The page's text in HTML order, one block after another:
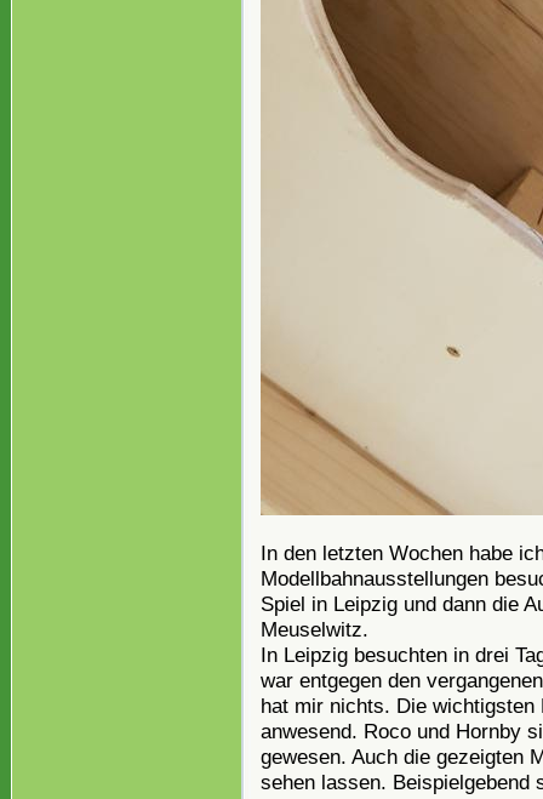
In den letzten Wochen habe
Modellbahnausstellungen
Spiel in Leipzig und dann die
Meuselwitz.
In Leipzig besuchten in drei
war entgegen den
hat mir nichts. Die
anwesend. Roco und Hornby
gewesen. Auch die gezeigten
sehen lassen. Beispielgebend